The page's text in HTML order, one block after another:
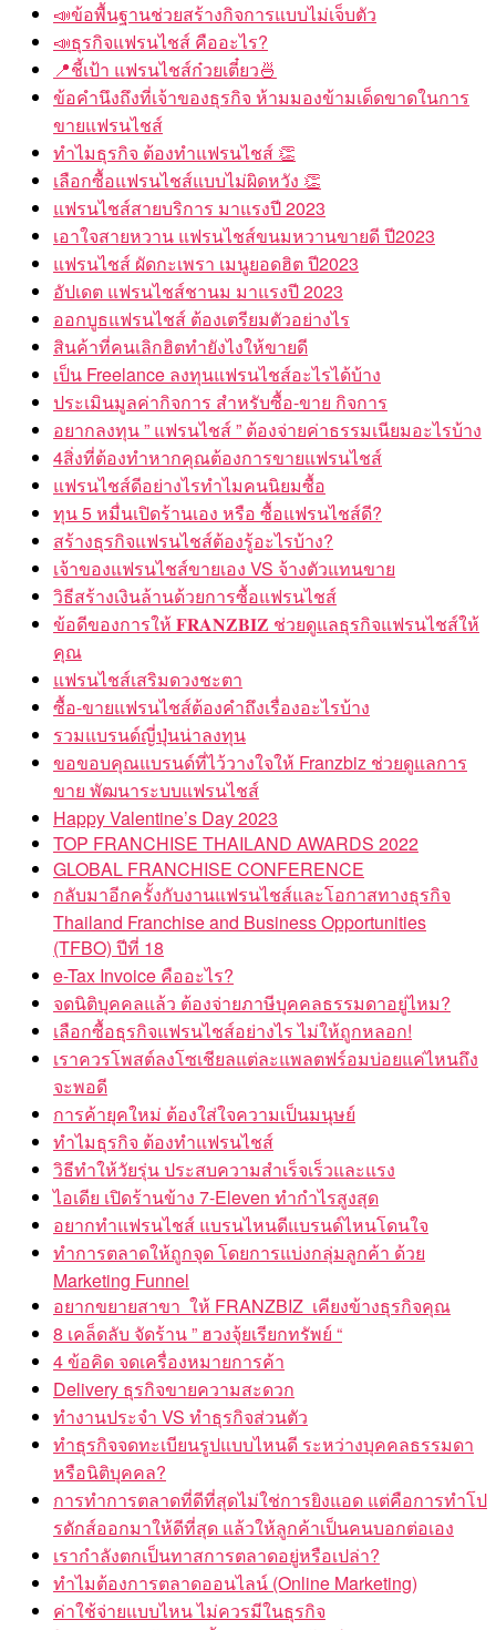
📣ข้อพื้นฐานช่วยสร้างกิจการแบบไม่เจ็บตัว
📣ธุรกิจแฟรนไชส์ คืออะไร?
📍ชี้เป้า แฟรนไชส์ก๋วยเตี๋ยว🍜
ข้อคำนึงถึงที่เจ้าของธุรกิจ ห้ามมองข้ามเด็ดขาดในการ
ขายแฟรนไชส์
ทำไมธุรกิจ ต้องทำแฟรนไชส์ 👏
เลือกซื้อแฟรนไชส์แบบไม่ผิดหวัง 👏
แฟรนไชส์สายบริการ มาแรงปี 2023
เอาใจสายหวาน แฟรนไชส์ขนมหวานขายดี ปี2023
แฟรนไชส์ ผัดกะเพรา เมนูยอดฮิต ปี2023
อัปเดต แฟรนไชส์ชานม มาแรงปี 2023
ออกบูธแฟรนไชส์ ต้องเตรียมตัวอย่างไร
สินค้าที่คนเลิกฮิตทำยังไงให้ขายดี
เป็น Freelance ลงทุนแฟรนไชส์อะไรได้บ้าง
ประเมินมูลค่ากิจการ สำหรับซื้อ-ขาย กิจการ
อยากลงทุน ” แฟรนไชส์ ” ต้องจ่ายค่าธรรมเนียมอะไรบ้าง
4สิ่งที่ต้องทำหากคุณต้องการขายแฟรนไชส์
แฟรนไชส์ดีอย่างไรทำไมคนนิยมซื้อ
ทุน 5 หมื่นเปิดร้านเอง หรือ ซื้อแฟรนไชส์ดี?
สร้างธุรกิจแฟรนไชส์ต้องรู้อะไรบ้าง?
เจ้าของแฟรนไชส์ขายเอง VS จ้างตัวแทนขาย
วิธีสร้างเงินล้านด้วยการซื้อแฟรนไชส์
ข้อดีของการให้ 𝐅𝐑𝐀𝐍𝐙𝐁𝐈𝐙 ช่วยดูแลธุรกิจแฟรนไชส์ให้
คุณ
แฟรนไชส์เสริมดวงชะตา
ซื้อ-ขายแฟรนไชส์ต้องคำถึงเรื่องอะไรบ้าง
รวมแบรนด์ญี่ปุ่นน่าลงทุน
ขอขอบคุณแบรนด์ที่ไว้วางใจให้ Franzbiz ช่วยดูแลการ
ขาย พัฒนาระบบแฟรนไชส์
Happy Valentine’s Day 2023
TOP FRANCHISE THAILAND AWARDS 2022
GLOBAL FRANCHISE CONFERENCE
กลับมาอีกครั้งกับงานแฟรนไชส์และโอกาสทางธุรกิจ
Thailand Franchise and Business Opportunities
(TFBO) ปีที่ 18
e-Tax Invoice คืออะไร?
จดนิติบุคคลแล้ว ต้องจ่ายภาษีบุคคลธรรมดาอยู่ไหม?
เลือกซื้อธุรกิจแฟรนไชส์อย่างไร ไม่ให้ถูกหลอก!
เราควรโพสต์ลงโซเชียลแต่ละแพลตฟร์อมบ่อยแค่ไหนถึง
จะพอดี
การค้ายุคใหม่ ต้องใส่ใจความเป็นมนุษย์
ทำไมธุรกิจ ต้องทำแฟรนไชส์
วิธีทำให้วัยรุ่น ประสบความสำเร็จเร็วและแรง
ไอเดีย เปิดร้านข้าง 7-Eleven ทำกำไรสูงสุด
อยากทำแฟรนไชส์ แบรนไหนดีแบรนด์ไหนโดนใจ
ทำการตลาดให้ถูกจุด โดยการแบ่งกลุ่มลูกค้า ด้วย
Marketing Funnel
อยากขยายสาขา ให้ FRANZBIZ เคียงข้างธุรกิจคุณ
8 เคล็ดลับ จัดร้าน ” ฮวงจุ้ยเรียกทรัพย์ “
4 ข้อคิด จดเครื่องหมายการค้า
Delivery ธุรกิจขายความสะดวก
ทำงานประจำ VS ทำธุรกิจส่วนตัว
ทำธุรกิจจดทะเบียนรูปแบบไหนดี ระหว่างบุคคลธรรมดา
หรือนิติบุคคล?
การทำการตลาดที่ดีที่สุดไม่ใช่การยิงแอด แต่คือการทำโป
รดักส์ออกมาให้ดีที่สุด แล้วให้ลูกค้าเป็นคนบอกต่อเอง
เรากำลังตกเป็นทาสการตลาดอยู่หรือเปล่า?
ทำไมต้องการตลาดออนไลน์ (Online Marketing)
ค่าใช้จ่ายแบบไหน ไม่ควรมีในธุรกิจ